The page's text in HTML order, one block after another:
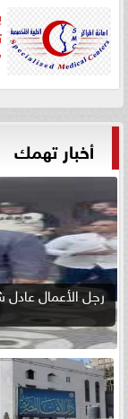
أخبار تهمك
رجل الأعمال عادل